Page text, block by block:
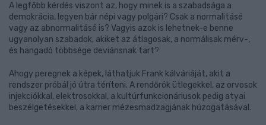
A legfőbb kérdés viszont az, hogy minek is a szabadsága a
demokrácia, legyen bár népi vagy polgári? Csak a normalitásé
vagy az abnormalitásé is? Vagyis azok is lehetnek-e benne
ugyanolyan szabadok, akiket az átlagosak, a normálisak mérv-,
és hangadó többsége deviánsnak tart?
Ahogy peregnek a képek, láthatjuk Frank kálváriáját, akit a
rendszer próbál jó útra téríteni. A rendőrök ütlegekkel, az orvosok
injekciókkal, elektrosokkal, a kultúrfunkcionáriusok pedig atyai
beszélgetésekkel, a karrier mézesmadzagjának húzogatásával.